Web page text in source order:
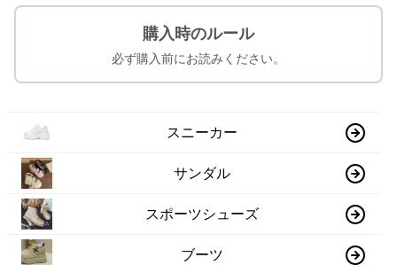
購入時のルール
必ず購入前にお読みください。
スニーカー
サンダル
スポーツシューズ
ブーツ